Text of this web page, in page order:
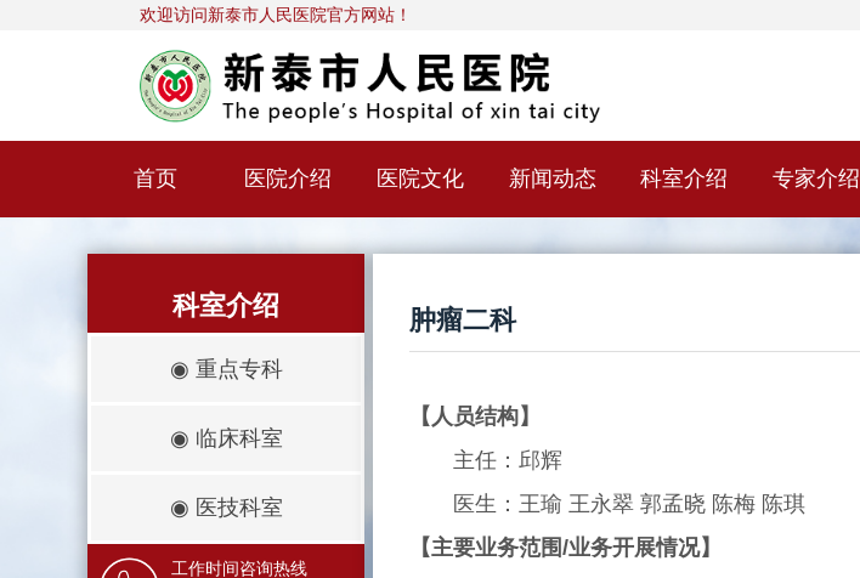
欢迎访问新泰市人民医院官方网站！
首页 医院介绍 医院文化 新闻动态 科室介绍 专家介绍
科室介绍
◉ 重点专科
◉ 临床科室
◉ 医技科室
工作时间咨询热线
肿瘤二科
【人员结构】
主任：邱辉
医生：王瑜 王永翠 郭孟晓 陈梅 陈琪
【主要业务范围/业务开展情况】